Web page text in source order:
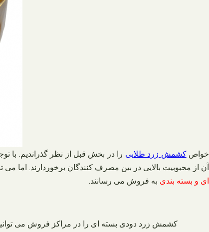
خواصکشمش زرد طلایی را در بخش قبل از نظر گذراندیم. با
آن از محبوبیت بالایی در بین مصرف کنندگان برخوردارند. اما
ای و بسته بندی به فروش می رسانند.
کشمش زرد دودی بسته ای را در مراکز فروش می